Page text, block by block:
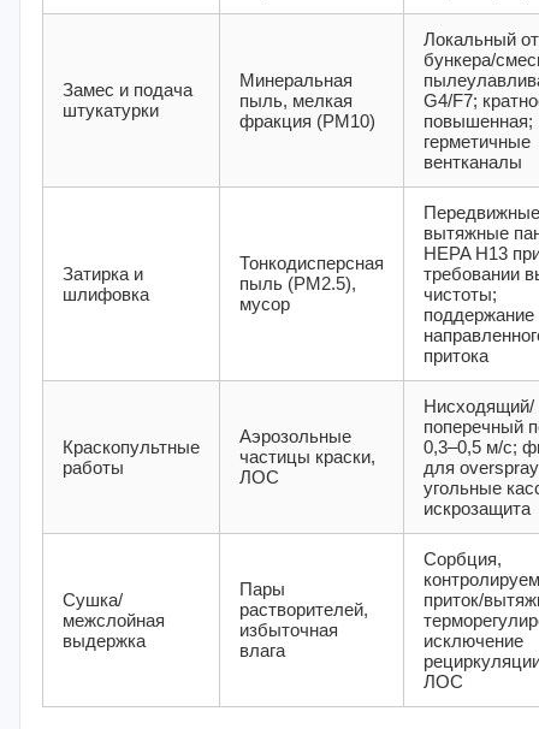
Замес и подача
штукатурки
Минеральная
пыль, мелкая
фракция (PM10)
Локальный
бункера/
G4/F7;
повышенная;
герметичные
вентканалы
Затирка и
шлифовка
Тонкодисперсная
пыль (PM2.5),
мусор
Передвижные
вытяжные
HEPA H13
требовании
чистоты;
поддержание
притока
Краскопультные
работы
Аэрозольные
частицы краски,
ЛОС
Нисходящий/
поперечный
0,3–0,5 м/с;
для
угольные
искрозащита
Сушка/
межслойная
выдержка
Пары
растворителей,
избыточная
влага
Сорбция,
приток/
исключение
ЛОС